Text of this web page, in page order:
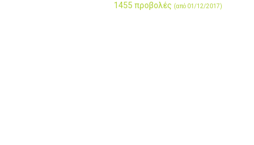
1455 προβολές (από 01/12/2017)